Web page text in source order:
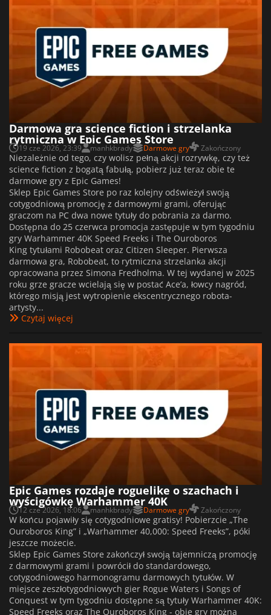
Darmowa gra science fiction i strzelanka
rytmiczna w Epic Games Store
19 cze 2026, 23:39 manhkbrady Darmowe gry Zakończony
Niezależnie od tego, czy wolisz pełną akcji rozrywkę, czy też
science fiction z bogatą fabułą, pobierz już teraz obie te
darmowe gry z Epic Games!
Sklep Epic Games Store po raz kolejny odświeżył swoją
cotygodniową promocję z darmowymi grami, oferując
graczom na PC dwa nowe tytuły do pobrania za darmo.
Dostępna do 25 czerwca promocja zastępuje w tym tygodniu
gry Warhammer 40K Speed Freeks i The Ouroboros
King tytułami Robobeat oraz Citizen Sleeper. Pierwsza
darmowa gra, Robobeat, to rytmiczna strzelanka akcji
opracowana przez Simona Fredholma. W tej wydanej w 2025
roku grze gracze wcielają się w postać Ace’a, łowcy nagród,
którego misją jest wytropienie ekscentrycznego robota-
artysty...
Czytaj więcej
Epic Games rozdaje roguelike o szachach i
wyścigówkę Warhammer 40K
12 cze 2026, 18:06 manhkbrady Darmowe gry Zakończony
W końcu pojawiły się cotygodniowe gratisy! Pobierzcie „The
Ouroboros King” i „Warhammer 40,000: Speed Freeks”, póki
jeszcze możecie.
Sklep Epic Games Store zakończył swoją tajemniczą promocję
z darmowymi grami i powrócił do standardowego,
cotygodniowego harmonogramu darmowych tytułów. W
miejsce zeszłotygodniowych gier Rogue Waters i Songs of
Conquest w tym tygodniu dostępne są tytuły Warhammer 40K:
Speed Freeks oraz The Ouroboros King - obie gry można